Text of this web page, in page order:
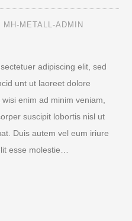
MH-METALL-ADMIN
adipiscing elit, sed
unt ut laoreet dolore
enim ad minim veniam,
suscipit lobortis nisl ut
Duis autem vel eum iriure
esse molestie…